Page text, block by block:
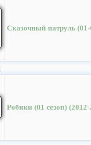
Сказочный патруль (01-
Робики (01 cезон)